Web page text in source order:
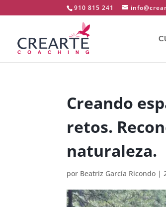
910 815 241
Creando
retos.
naturaleza.
por Beatriz García Ricondo |